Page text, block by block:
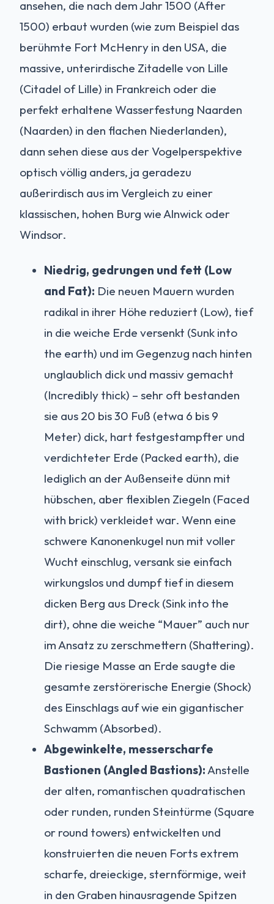
ansehen, die nach dem Jahr 1500 (After
1500) erbaut wurden (wie zum Beispiel das
berühmte Fort McHenry in den USA, die
massive, unterirdische Zitadelle von Lille
(Citadel of Lille) in Frankreich oder die
perfekt erhaltene Wasserfestung Naarden
(Naarden) in den flachen Niederlanden),
dann sehen diese aus der Vogelperspektive
optisch völlig anders, ja geradezu
außerirdisch aus im Vergleich zu einer
klassischen, hohen Burg wie Alnwick oder
Windsor.
Niedrig, gedrungen und fett (Low
and Fat): Die neuen Mauern wurden
radikal in ihrer Höhe reduziert (Low), tief
in die weiche Erde versenkt (Sunk into
the earth) und im Gegenzug nach hinten
unglaublich dick und massiv gemacht
(Incredibly thick) – sehr oft bestanden
sie aus 20 bis 30 Fuß (etwa 6 bis 9
Meter) dick, hart festgestampfter und
verdichteter Erde (Packed earth), die
lediglich an der Außenseite dünn mit
hübschen, aber flexiblen Ziegeln (Faced
with brick) verkleidet war. Wenn eine
schwere Kanonenkugel nun mit voller
Wucht einschlug, versank sie einfach
wirkungslos und dumpf tief in diesem
dicken Berg aus Dreck (Sink into the
dirt), ohne die weiche “Mauer” auch nur
im Ansatz zu zerschmettern (Shattering).
Die riesige Masse an Erde saugte die
gesamte zerstörerische Energie (Shock)
des Einschlags auf wie ein gigantischer
Schwamm (Absorbed).
Abgewinkelte, messerscharfe
Bastionen (Angled Bastions):Anstelle
der alten, romantischen quadratischen
oder runden, runden Steintürme (Square
or round towers) entwickelten und
konstruierten die neuen Forts extrem
scharfe, dreieckige, sternförmige, weit
in den Graben hinausragende Spitzen